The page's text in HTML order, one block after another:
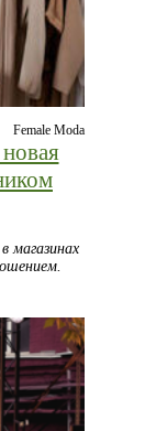
Female Moda
магазинах